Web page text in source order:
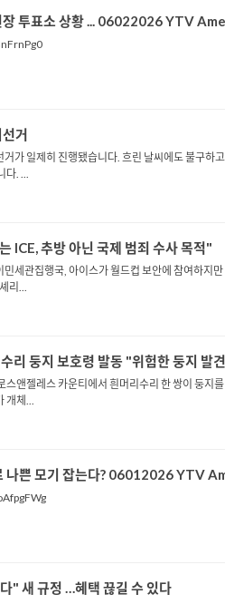
장 투표소 상황 ... 06022026 YTV
가 일제히 진행됐습니다. 흐린 날씨에도 불구
다. ...
ICE, 추방 아닌 국제 범죄 수사 목적"
세관집행국, 아이스가 월드컵 보안에 참여하지
리...
리 둥지 보호령 발동 "위험한 둥지 발
앤젤레스 카운티에서 흰머리수리 한 쌍이 둥지
개체...
나쁜 모기 잡는다? 06012026 YTV
" 새 규정 …혜택 끊길 수 있다